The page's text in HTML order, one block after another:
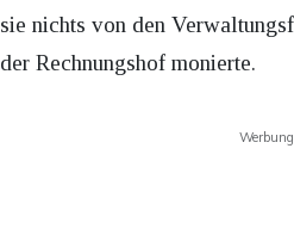
sie nichts von den
der Rechnungshof monierte.
Werbung